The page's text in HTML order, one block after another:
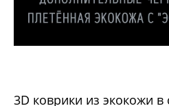
3D коврики из экокожи в